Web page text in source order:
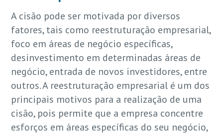
A cisão pode ser motivada por diversos
fatores, tais como reestruturação empresarial,
foco em áreas de negócio específicas,
desinvestimento em determinadas áreas de
negócio, entrada de novos investidores, entre
outros. A reestruturação empresarial é um dos
principais motivos para a realização de uma
cisão, pois permite que a empresa concentre
esforços em áreas específicas do seu negócio,